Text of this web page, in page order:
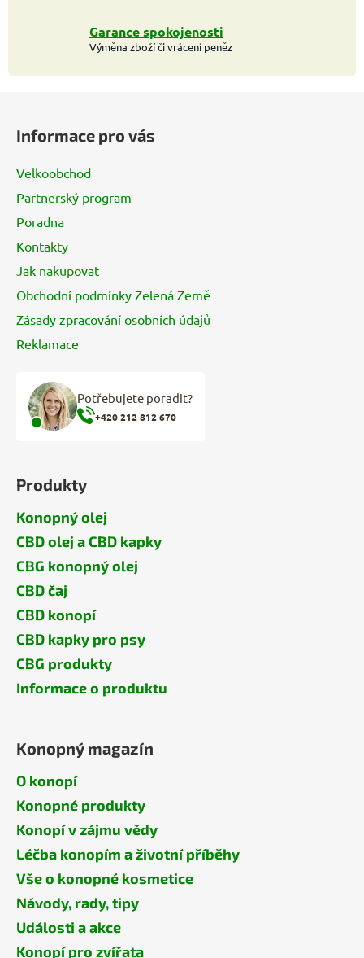
Garance spokojenosti
Výměna zboží či vrácení peněz
Informace pro vás
Velkoobchod
Partnerský program
Poradna
Kontakty
Jak nakupovat
Obchodní podmínky Zelená Země
Zásady zpracování osobních údajů
Reklamace
Potřebujete poradit?
+420 212 812 670
Produkty
Konopný olej
CBD olej a CBD kapky
CBG konopný olej
CBD čaj
CBD konopí
CBD kapky pro psy
CBG produkty
Informace o produktu
Konopný magazín
O konopí
Konopné produkty
Konopí v zájmu vědy
Léčba konopím a životní příběhy
Vše o konopné kosmetice
Návody, rady, tipy
Události a akce
Konopí pro zvířata